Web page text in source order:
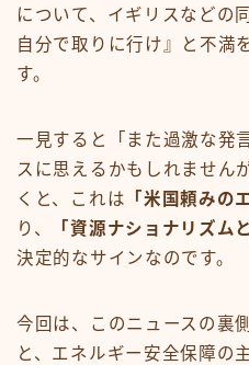
について、イギリスなどの
自分で取りに行け』と不満
す。
一見すると「また過激な発
スに思えるかもしれません
くと、これは 「米国頼みの
り、
「資源ナショナリズム
決定的なサインなのです。
今回は、このニュースの裏
と、エネルギー安全保障の